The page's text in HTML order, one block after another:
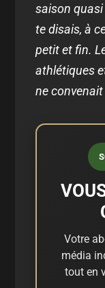
saison
te disais, à
petit et fin.
athlétiques
ne convenait
Votre
média
tout en